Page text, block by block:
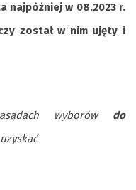
najpóźniej w 08.2023 r.
został w nim ujęty i
wyborów do